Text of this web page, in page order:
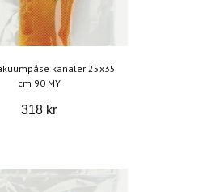
kanaler 25x35
cm 90 MY
318 kr